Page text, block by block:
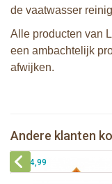
de vaatwasser
Alle producten van
een ambachtelijk
afwijken.
Andere klanten
€ 15,99Lanco - Bijtspeeltje
€ 14,99